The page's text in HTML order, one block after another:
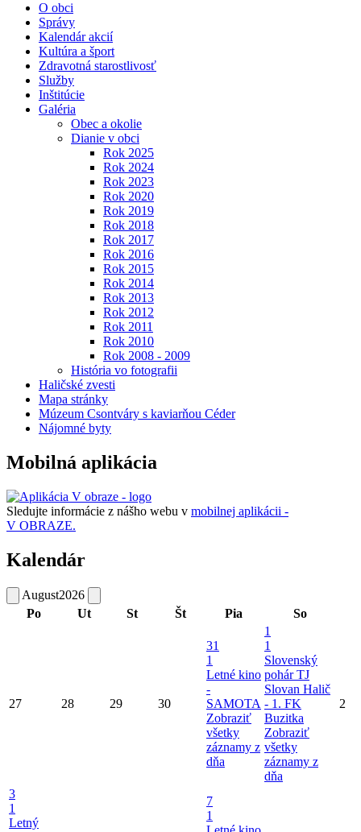
O obci
Správy
Kalendár akcií
Kultúra a šport
Zdravotná starostlivosť
Služby
Inštitúcie
Galéria
Obec a okolie
Dianie v obci
Rok 2025
Rok 2024
Rok 2023
Rok 2020
Rok 2019
Rok 2018
Rok 2017
Rok 2016
Rok 2015
Rok 2014
Rok 2013
Rok 2012
Rok 2011
Rok 2010
Rok 2008 - 2009
História vo fotografii
Haličské zvesti
Mapa stránky
Múzeum Csontváry s kaviarňou Céder
Nájomné byty
Mobilná aplikácia
Sledujte informácie z nášho webu v mobilnej aplikácii -
V OBRAZE.
Kalendár
August2026
Po
Ut St Št Pia So
27 28 29 30
31
1
Letné kino
-
SAMOTA
Zobraziť
všetky
záznamy z
dňa
1
1
Slovenský
pohár TJ
Slovan Halič
- 1. FK
Buzitka
Zobraziť
všetky
záznamy z
dňa
2
3
1
Letný
7
1